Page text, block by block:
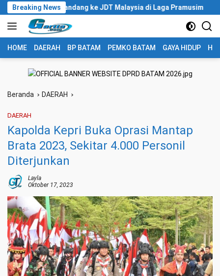
Langsung
ke
konten
Breaking News
Tandang ke JDT Malaysia di Laga Pramusim Pertamina
HOME DAERAH BP BATAM PEMKO BATAM GAYA HIDUP
Beranda DAERAH
DAERAH
Kapolda Kepri Buka Oprasi Mantap
Brata 2023, Sekitar 4.000 Personil
Diterjunkan
Layla
Oktober 17, 2023